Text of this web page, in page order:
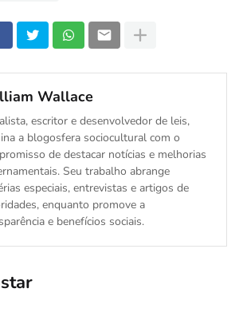
Wallace
escritor e desenvolvedor de leis,
a blogosfera sociocultural com o
de destacar notícias e melhorias
Seu trabalho abrange
especiais, entrevistas e artigos de
enquanto promove a
e benefícios sociais.